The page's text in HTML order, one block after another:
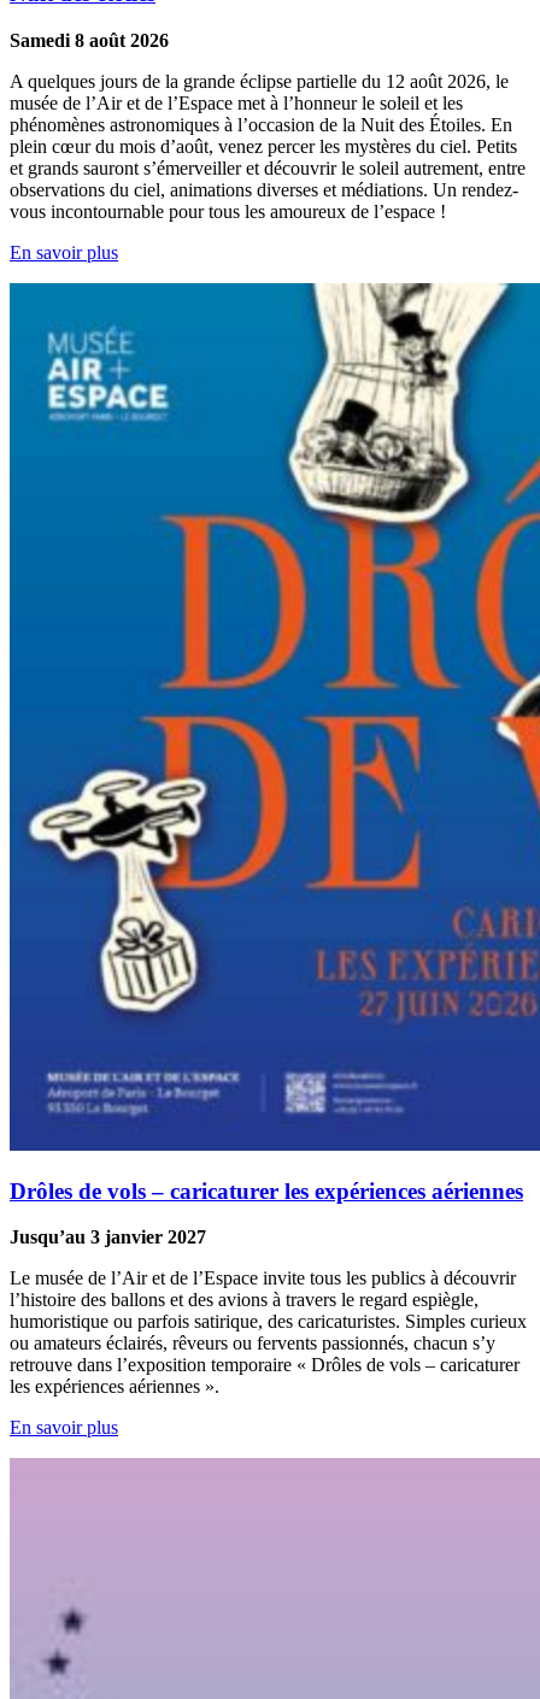
Samedi 8 août 2026
A quelques jours de la grande éclipse partielle du 12 août 2026, le
musée de l’Air et de l’Espace met à l’honneur le soleil et les
phénomènes astronomiques à l’occasion de la Nuit des Étoiles. En
plein cœur du mois d’août, venez percer les mystères du ciel. Petits
et grands sauront s’émerveiller et découvrir le soleil autrement, entre
observations du ciel, animations diverses et médiations. Un rendez-
vous incontournable pour tous les amoureux de l’espace !
En savoir plus
Drôles de vols – caricaturer les expériences aériennes
Jusqu’au 3 janvier 2027
Le musée de l’Air et de l’Espace invite tous les publics à découvrir
l’histoire des ballons et des avions à travers le regard espiègle,
humoristique ou parfois satirique, des caricaturistes. Simples curieux
ou amateurs éclairés, rêveurs ou fervents passionnés, chacun s’y
retrouve dans l’exposition temporaire « Drôles de vols – caricaturer
les expériences aériennes ».
En savoir plus